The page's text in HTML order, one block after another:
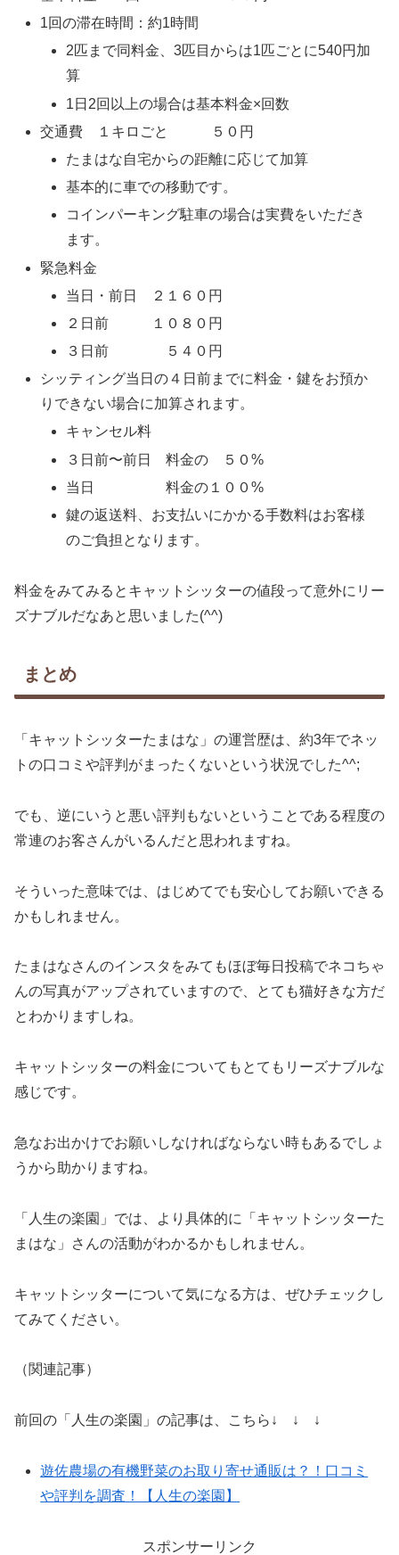
1回の滞在時間：約1時間
2匹まで同料金、3匹目からは1匹ごとに540円加
算
1日2回以上の場合は基本料金×回数
交通費 １キロごと ５０円
たまはな自宅からの距離に応じて加算
基本的に車での移動です。
コインパーキング駐車の場合は実費をいただき
ます。
緊急料金
当日・前日 ２１６０円
２日前 １０８０円
３日前 ５４０円
シッティング当日の４日前までに料金・鍵をお預か
りできない場合に加算されます。
キャンセル料
３日前〜前日 料金の ５０%
当日 料金の１００%
鍵の返送料、お支払いにかかる手数料はお客様
のご負担となります。
料金をみてみるとキャットシッターの値段って意外にリー
ズナブルだなあと思いました(^^)
まとめ
「キャットシッターたまはな」の運営歴は、約3年でネッ
トの口コミや評判がまったくないという状況でした^^;
でも、逆にいうと悪い評判もないということである程度の
常連のお客さんがいるんだと思われますね。
そういった意味では、はじめてでも安心してお願いできる
かもしれません。
たまはなさんのインスタをみてもほぼ毎日投稿でネコちゃ
んの写真がアップされていますので、とても猫好きな方だ
とわかりますしね。
キャットシッターの料金についてもとてもリーズナブルな
感じです。
急なお出かけでお願いしなければならない時もあるでしょ
うから助かりますね。
「人生の楽園」では、より具体的に「キャットシッターた
まはな」さんの活動がわかるかもしれません。
キャットシッターについて気になる方は、ぜひチェックし
てみてください。
（関連記事）
前回の「人生の楽園」の記事は、こちら↓ ↓ ↓
遊佐農場の有機野菜のお取り寄せ通販は？！口コミ
や評判を調査！【人生の楽園】
スポンサーリンク